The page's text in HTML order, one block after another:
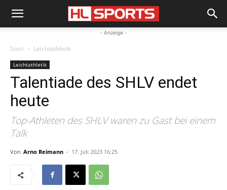
- Anzeige -
Start Leichtathletik
Leichtathletik
Talentiade des SHLV endet
heute
Top-Athleten des SHLV waren zu Gast bei einem
Talk
Von Arno Reimann - 17. Juli 2023 16:25